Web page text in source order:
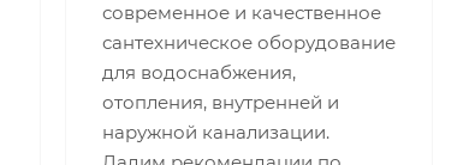
современное и качественное
сантехническое оборудование
для водоснабжения,
отопления, внутренней и
наружной канализации.